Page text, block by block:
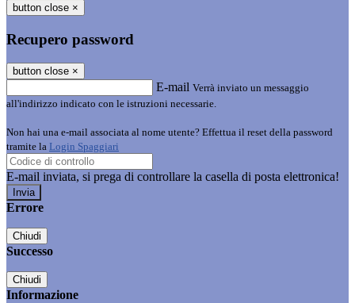
button close ×
Recupero password
button close ×
E-mail Verrà inviato un messaggio
all'indirizzo indicato con le istruzioni necessarie.
Non hai una e-mail associata al nome utente? Effettua il reset della password
tramite la Login Spaggiari
E-mail inviata, si prega di controllare la casella di posta elettronica!
Errore
Chiudi
Successo
Chiudi
Informazione